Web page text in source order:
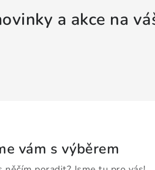
a akce na
vám s výběrem